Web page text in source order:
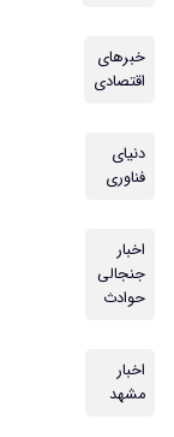
خبرهای
اقتصادی
دنیای
فناوری
اخبار
جنجالی
حوادث
اخبار
مشهد